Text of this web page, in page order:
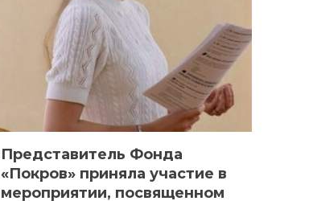
Представитель Фонда
«Покров» приняла участие в
мероприятии, посвященном